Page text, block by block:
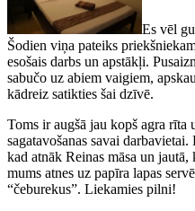
Es vēl
Šodien viņa pateiks
esošais darbs un apstākļi.
sabučo uz abiem vaigiem,
kādreiz satikties šai dzīvē.
Toms ir augšā jau kopš agra rīta
sagatavošanas savai
kad atnāk Reinas māsa un
mums atnes uz papīra lapas
“čeburekus”. Liekamies pilni!